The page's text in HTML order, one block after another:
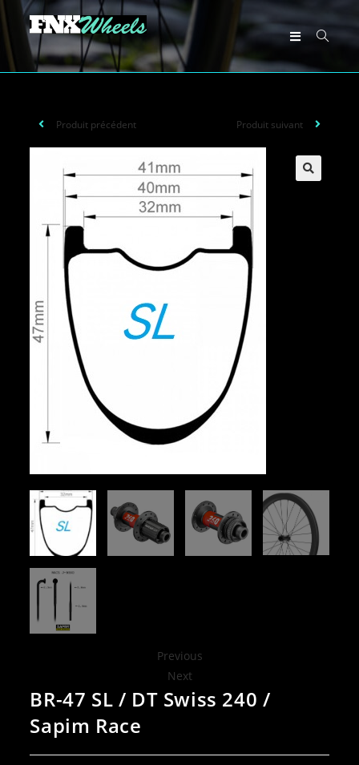
Produit précédent Produit suivant
Previous
Next
BR-47 SL / DT Swiss 240 /
Sapim Race